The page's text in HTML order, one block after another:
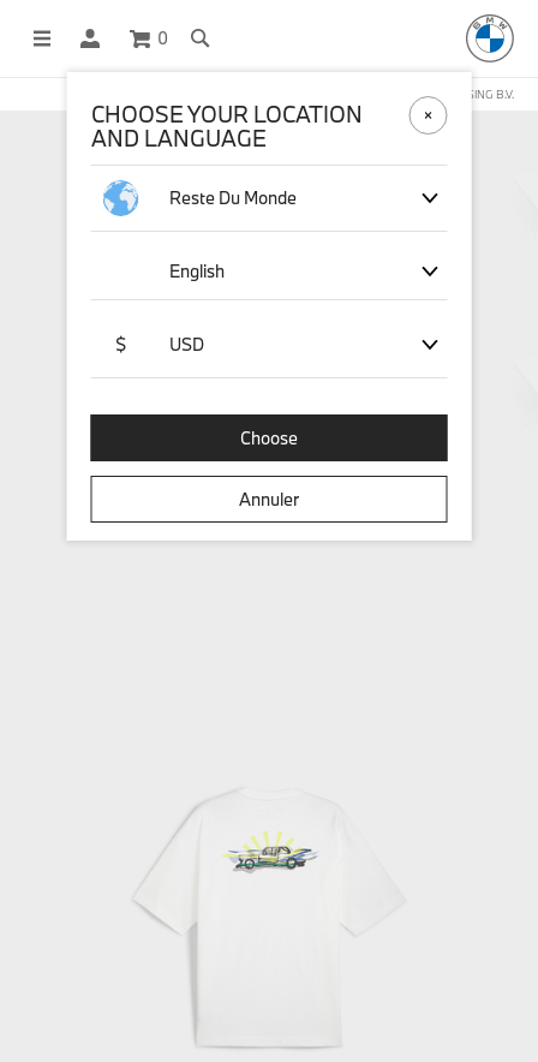
0
BOUTIQUE EN LIGNE GÉRÉE PAR STICHD SPORTSMERCHANDISING B.V.
CHOOSE YOUR LOCATION
AND LANGUAGE
Reste Du Monde
English
$ USD
Choose
Annuler